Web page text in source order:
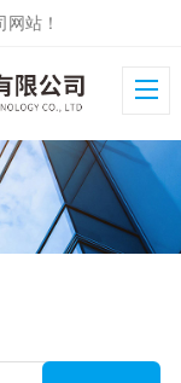
站！